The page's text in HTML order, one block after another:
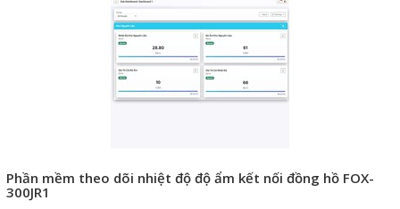
Phần mềm theo dõi nhiệt độ độ ẩm kết nối đồng hồ FOX-
300JR1Thiết kế tủ điện công nghiệp